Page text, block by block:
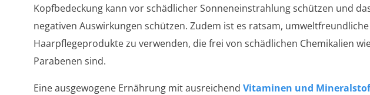
Kopfbedeckung kann vor schädlicher Sonneneinstrahlung schützen und
negativen Auswirkungen schützen. Zudem ist es ratsam, umweltfreundliche
Haarpflegeprodukte zu verwenden, die frei von schädlichen Chemikalien
Parabenen sind.
Eine ausgewogene Ernährung mit ausreichend Vitaminen und